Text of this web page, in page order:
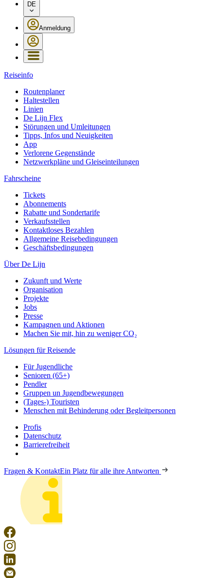
DE
Anmeldung
Reiseinfo
Routenplaner
Haltestellen
Linien
De Lijn Flex
Störungen und Umleitungen
Tipps, Infos und Neuigkeiten
App
Verlorene Gegenstände
Netzwerkpläne und Gleiseinteilungen
Fahrscheine
Tickets
Abonnements
Rabatte und Sondertarife
Verkaufsstellen
Kontaktloses Bezahlen
Allgemeine Reisebedingungen
Geschäftsbedingungen
Über De Lijn
Zukunft und Werte
Organisation
Projekte
Jobs
Presse
Kampagnen und Aktionen
Machen Sie mit, hin zu weniger CO₂
Lösungen für Reisende
Für Jugendliche
Senioren (65+)
Pendler
Gruppen un Jugendbewegungen
(Tages-) Touristen
Menschen mit Behinderung oder Begleitpersonen
Profis
Datenschutz
Barrierefreiheit
Fragen & KontaktEin Platz für alle ihre Antworten